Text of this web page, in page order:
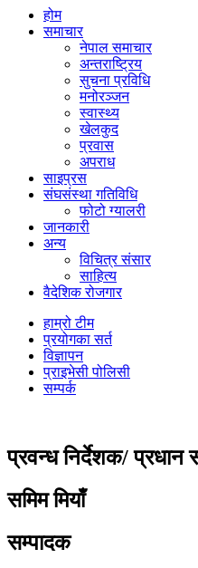
होम
समाचार
नेपाल समाचार
अन्तराष्ट्रिय
सुचना प्रविधि
मनोरञ्जन
स्वास्थ्य
खेलकुद
प्रवास
अपराध
साइप्रस
संघसंस्था गतिविधि
फोटो ग्यालरी
जानकारी
अन्य
विचित्र संसार
साहित्य
वैदेशिक रोजगार
हाम्रो टीम
प्रयोगका सर्त
विज्ञापन
प्राइभेसी पोलिसी
सम्पर्क
प्रवन्ध निर्देशक/ प्रधान
समिम मियाँ
सम्पादक